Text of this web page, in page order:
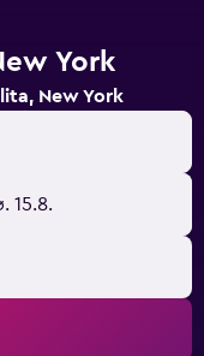
York
New York
15.8.